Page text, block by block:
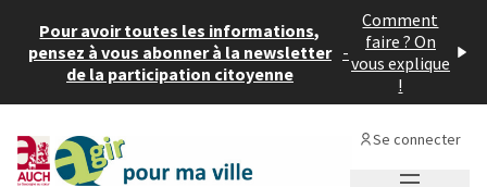
Pour avoir toutes les informations,
pensez à vous abonner à la newsletter
de la participation citoyenne
-
Comment
faire ? On
vous explique
!
Se connecter